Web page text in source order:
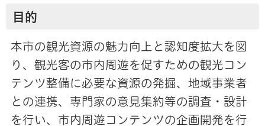
目的
本市の観光資源の魅力向上と認知度拡大を図
り、観光客の市内周遊を促すための観光コン
テンツ整備に必要な資源の発掘、地域事業者
との連携、専門家の意見集約等の調査・設計
を行い、市内周遊コンテンツの企画開発を行